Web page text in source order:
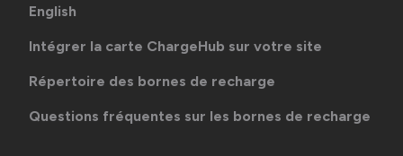
English
Intégrer la carte ChargeHub sur votre site
Répertoire des bornes de recharge
Questions fréquentes sur les bornes de recharge